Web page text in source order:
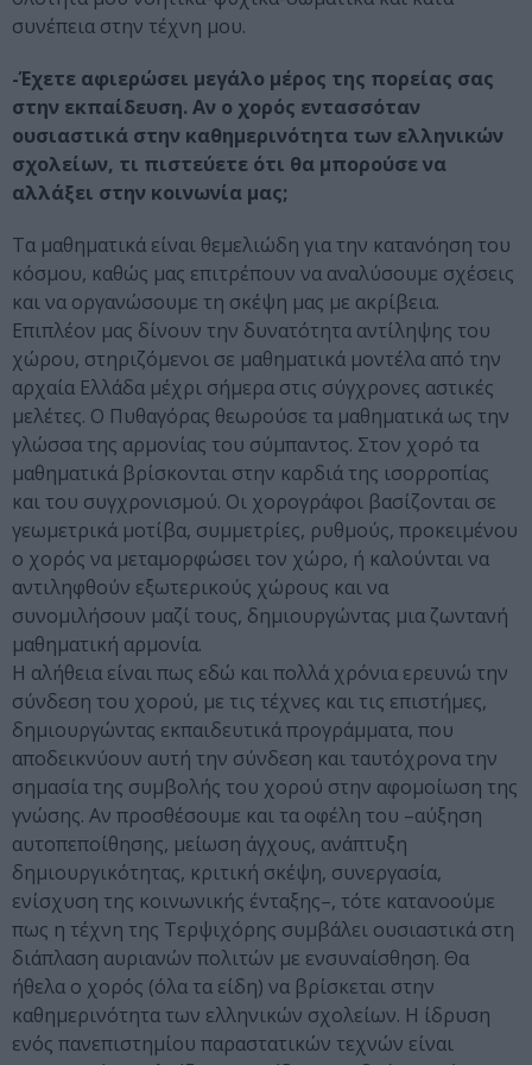
συνέπεια στην τέχνη μου.
-Έχετε αφιερώσει μεγάλο μέρος της πορείας σας
στην εκπαίδευση. Αν ο χορός εντασσόταν
ουσιαστικά στην καθημερινότητα των ελληνικών
σχολείων, τι πιστεύετε ότι θα μπορούσε να
αλλάξει στην κοινωνία μας;
Τα μαθηματικά είναι θεμελιώδη για την κατανόηση του
κόσμου, καθώς μας επιτρέπουν να αναλύσουμε σχέσεις
και να οργανώσουμε τη σκέψη μας με ακρίβεια.
Επιπλέον μας δίνουν την δυνατότητα αντίληψης του
χώρου, στηριζόμενοι σε μαθηματικά μοντέλα από την
αρχαία Ελλάδα μέχρι σήμερα στις σύγχρονες αστικές
μελέτες. Ο Πυθαγόρας θεωρούσε τα μαθηματικά ως την
γλώσσα της αρμονίας του σύμπαντος. Στον χορό τα
μαθηματικά βρίσκονται στην καρδιά της ισορροπίας
και του συγχρονισμού. Οι χορογράφοι βασίζονται σε
γεωμετρικά μοτίβα, συμμετρίες, ρυθμούς, προκειμένου
ο χορός να μεταμορφώσει τον χώρο, ή καλούνται να
αντιληφθούν εξωτερικούς χώρους και να
συνομιλήσουν μαζί τους, δημιουργώντας μια ζωντανή
μαθηματική αρμονία.
Η αλήθεια είναι πως εδώ και πολλά χρόνια ερευνώ την
σύνδεση του χορού, με τις τέχνες και τις επιστήμες,
δημιουργώντας εκπαιδευτικά προγράμματα, που
αποδεικνύουν αυτή την σύνδεση και ταυτόχρονα την
σημασία της συμβολής του χορού στην αφομοίωση της
γνώσης. Αν προσθέσουμε και τα οφέλη του –αύξηση
αυτοπεποίθησης, μείωση άγχους, ανάπτυξη
δημιουργικότητας, κριτική σκέψη, συνεργασία,
ενίσχυση της κοινωνικής ένταξης–, τότε κατανοούμε
πως η τέχνη της Τερψιχόρης συμβάλει ουσιαστικά στη
διάπλαση αυριανών πολιτών με ενσυναίσθηση. Θα
ήθελα ο χορός (όλα τα είδη) να βρίσκεται στην
καθημερινότητα των ελληνικών σχολείων. Η ίδρυση
ενός πανεπιστημίου παραστατικών τεχνών είναι